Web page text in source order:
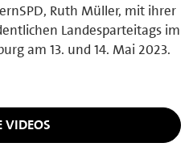
Ruth Müller, mit ihrer
Landesparteitags im
am 13. und 14. Mai 2023.
VIDEOS